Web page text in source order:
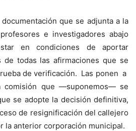
que se adjunta a la
e investigadores abajo
en condiciones de aportar
de todas las afirmaciones que se
de verificación. Las ponen a
que —suponemos— se
se adopte la decisión definitiva,
de resignificación del callejero
la anterior corporación municipal.